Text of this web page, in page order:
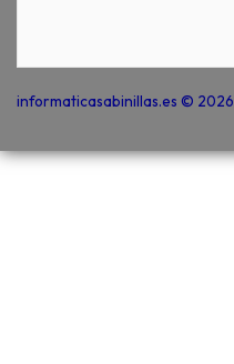
informaticasabinillas.es © 2026